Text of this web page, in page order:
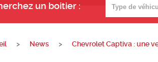
un boitier :
> News > Chevrolet Captiva : une